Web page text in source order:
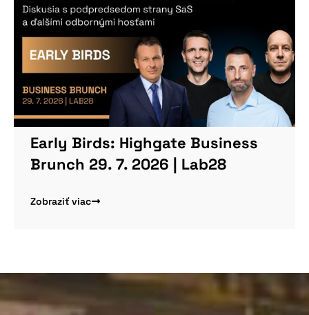
Early Birds: Highgate Business
Brunch 29. 7. 2026 | Lab28
Zobraziť viac